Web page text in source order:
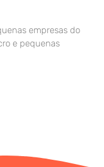
empresas do
e pequenas